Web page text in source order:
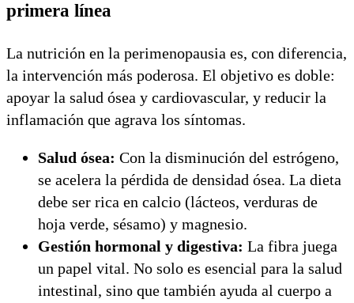
primera línea
La nutrición en la perimenopausia es, con diferencia,
la intervención más poderosa. El objetivo es doble:
apoyar la salud ósea y cardiovascular, y reducir la
inflamación que agrava los síntomas.
Salud ósea: Con la disminución del estrógeno,
se acelera la pérdida de densidad ósea. La dieta
debe ser rica en calcio (lácteos, verduras de
hoja verde, sésamo) y magnesio.
Gestión hormonal y digestiva: La fibra juega
un papel vital. No solo es esencial para la salud
intestinal, sino que también ayuda al cuerpo a